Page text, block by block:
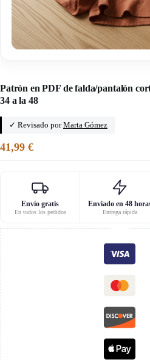
Patrón en PDF de falda/pantalón
34 a la 48
✓ Revisado porMarta Gómez
41,99 €
Envío gratis
En todos los pedidos
Enviado en 48
Entrega rápida